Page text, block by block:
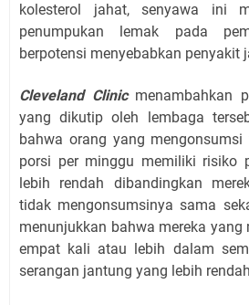
kolesterol jahat, senyawa ini
penumpukan lemak pada
berpotensi menyebabkan penyakit
Cleveland Clinicmenambahkan
yang dikutip oleh lembaga
bahwa orang yang
porsi per minggu memiliki risiko
lebih rendah dibandingkan
tidak mengonsumsinya sama
menunjukkan bahwa mereka yang
empat kali atau lebih dalam
serangan jantung yang lebih